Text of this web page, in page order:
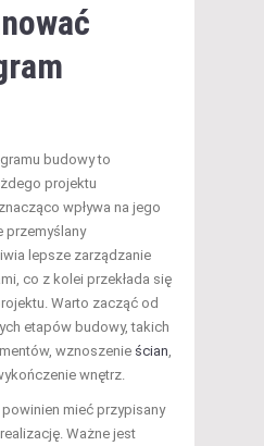
budowy to
projektu
wpływa na jego
przemyślany
lepsze zarządzanie
co z kolei przekłada się
Warto zacząć od
etapów budowy, takich
wznoszenie ścian,
wnętrz.
mieć przypisany
Ważne jest